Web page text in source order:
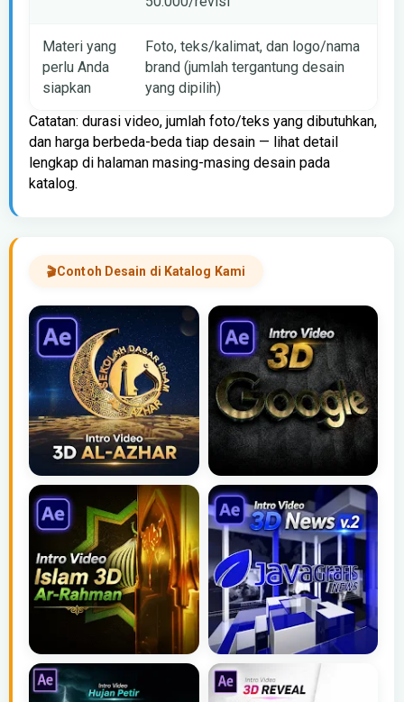
Materi yang
perlu Anda
siapkan
Foto, teks/kalimat, dan logo/nama
brand (jumlah tergantung desain
yang dipilih)
Catatan: durasi video, jumlah foto/teks yang dibutuhkan,
dan harga berbeda-beda tiap desain — lihat detail
lengkap di halaman masing-masing desain pada
katalog.
Contoh Desain di Katalog Kami